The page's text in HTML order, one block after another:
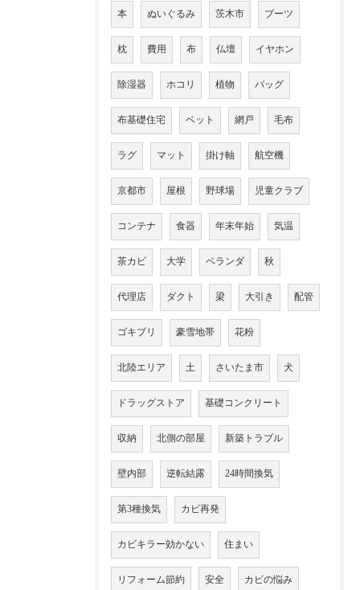
本 ぬいぐるみ 茨木市 ブーツ
枕 費用 布 仏壇 イヤホン
除湿器 ホコリ 植物 バッグ
布基礎住宅 ベット 網戸 毛布
ラグ マット 掛け軸 航空機
京都市 屋根 野球場 児童クラブ
コンテナ 食器 年末年始 気温
茶カビ 大学 ベランダ 秋
代理店 ダクト 梁 大引き 配管
ゴキブリ 豪雪地帯 花粉
北陸エリア 土 さいたま市 犬
ドラッグストア 基礎コンクリート
収納 北側の部屋 新築トラブル
壁内部 逆転結露 24時間換気
第3種換気 カビ再発
カビキラー効かない 住まい
リフォーム節約 安全 カビの悩み